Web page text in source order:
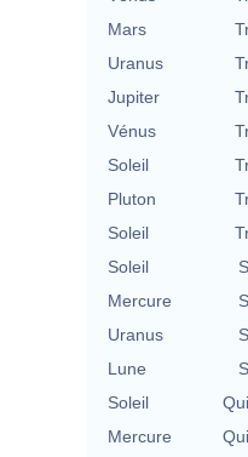
Mars
Uranus
Jupiter
Vénus
Soleil
Pluton
Soleil
Soleil
Mercure
Uranus
Lune
Soleil
Mercure